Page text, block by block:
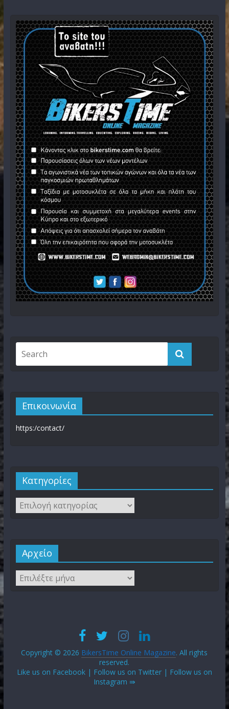
Επικοινωνία
https:/contact/
Kατηγορίες
Αρχείο
Copyright © 2026 BikersTime Online Magazine. All rights
reserved.
Like us on Facebook | Follow us on Twitter | Follow us on
Instagram ⇛